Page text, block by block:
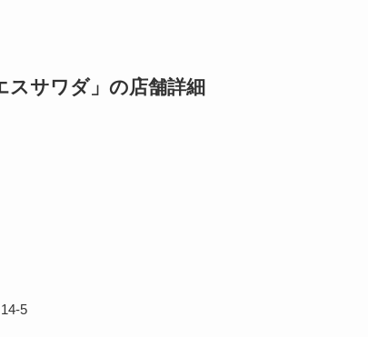
スサワダ」の店舗詳細
5